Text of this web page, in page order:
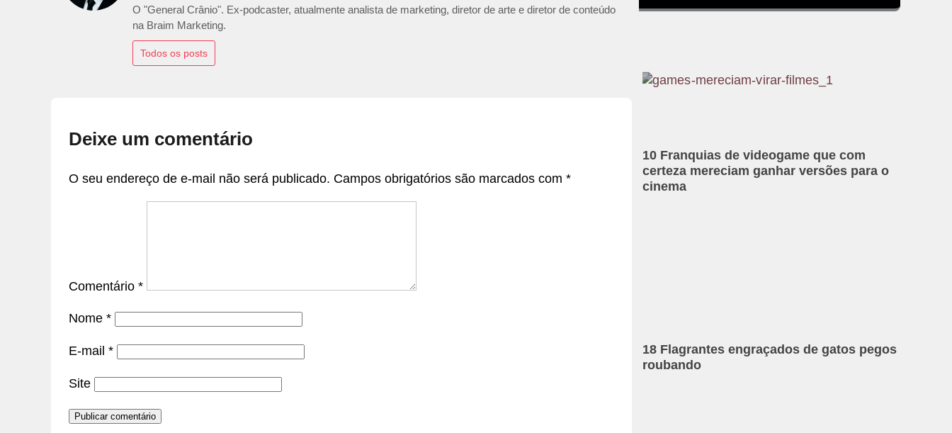
O "General Crânio". Ex-podcaster, atualmente analista de marketing, diretor de arte e diretor de conteúdo
na Braim Marketing.
Todos os posts
Deixe um comentário
O seu endereço de e-mail não será publicado. Campos obrigatórios são marcados com *
Comentário *
Nome *
E-mail *
Site
10 Franquias de videogame que com
certeza mereciam ganhar versões para o
cinema
18 Flagrantes engraçados de gatos pegos
roubando